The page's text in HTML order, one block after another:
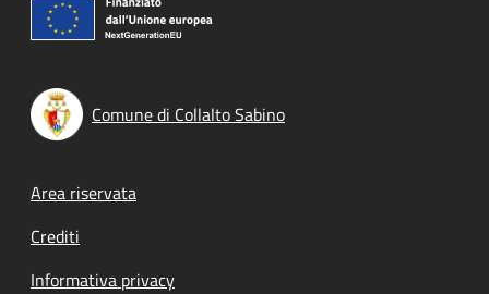
Comune di Collalto Sabino
Footer menu
Area riservata
Crediti
Informativa privacy